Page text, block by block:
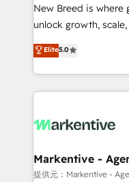
Marketo・Pardot等
データ移行と活用設
ンツとサイト構造を最適化。 🏆 なぜ
か？ ✓ HubSpot
ード受賞・HUGリ
HubSpot大百科 出版 CRM・AI活用に関するご相談、現
せください。
to automate growth. 🏆 Elite Excellence - 8 platform
accreditations and
expertise. - A team of 250+ experts dedicated to
your resilient growth.
New Breed is
unlock growth,
companies activate
customer platform
Loop Marketing
services, smart
results, fast. ⚙️CRM & RevOps: Align all Hubs to your
🎯Demand Gen &
ABM, AEO, SEO, & paid media.
Elite5.0
Markentive -
提供元：Markentive -